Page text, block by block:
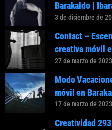
Barakaldo |
3 de diciembre de
Contact –
creativa móvil
27 de marzo de 2023
Modo
móvil en
17 de marzo de 2023
Creatividad